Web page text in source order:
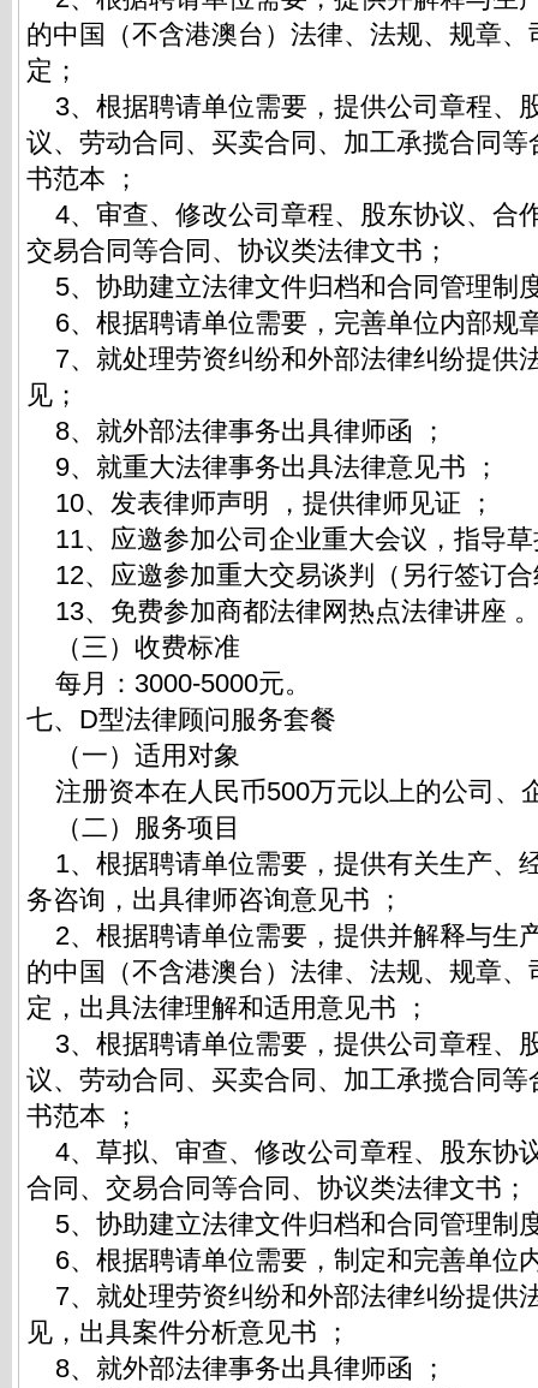
的中国（不含港澳台）法律、法规、规章
定；
3、根据聘请单位需要，提供公司章程、
议、劳动合同、买卖合同、加工承揽合同
书范本 ；
4、审查、修改公司章程、股东协议、合
交易合同等合同、协议类法律文书；
5、协助建立法律文件归档和合同管理制
6、根据聘请单位需要，完善单位内部规
7、就处理劳资纠纷和外部法律纠纷提供
见；
8、就外部法律事务出具律师函 ；
9、就重大法律事务出具法律意见书 ；
10、发表律师声明 ，提供律师见证 ；
11、应邀参加公司企业重大会议，指导
12、应邀参加重大交易谈判（另行签订
13、免费参加商都法律网热点法律讲座
（三）收费标准
每月：3000-5000元。
七、D型法律顾问服务套餐
（一）适用对象
注册资本在人民币500万元以上的公司、
（二）服务项目
1、根据聘请单位需要，提供有关生产、
务咨询，出具律师咨询意见书 ；
2、根据聘请单位需要，提供并解释与生
的中国（不含港澳台）法律、法规、规章
定，出具法律理解和适用意见书 ；
3、根据聘请单位需要，提供公司章程、
议、劳动合同、买卖合同、加工承揽合同
书范本 ；
4、草拟、审查、修改公司章程、股东协
合同、交易合同等合同、协议类法律文书；
5、协助建立法律文件归档和合同管理制
6、根据聘请单位需要，制定和完善单位
7、就处理劳资纠纷和外部法律纠纷提供
见，出具案件分析意见书 ；
8、就外部法律事务出具律师函 ；